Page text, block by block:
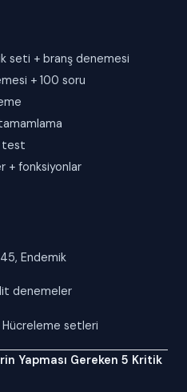
seti + branş denemesi
+ 100 soru
test
+ fonksiyonlar
Endemik
denemeler
Hücreleme setleri
Yapması Gereken 5 Kritik